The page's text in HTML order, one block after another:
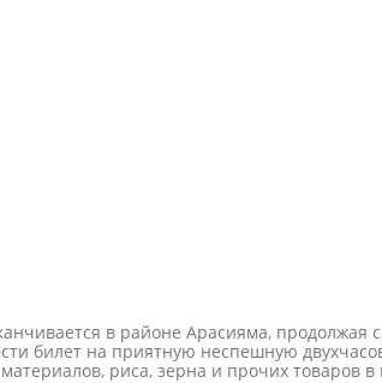
в районе Арасияма,
билет на приятную неспешную
риса, зерна и прочих товаров